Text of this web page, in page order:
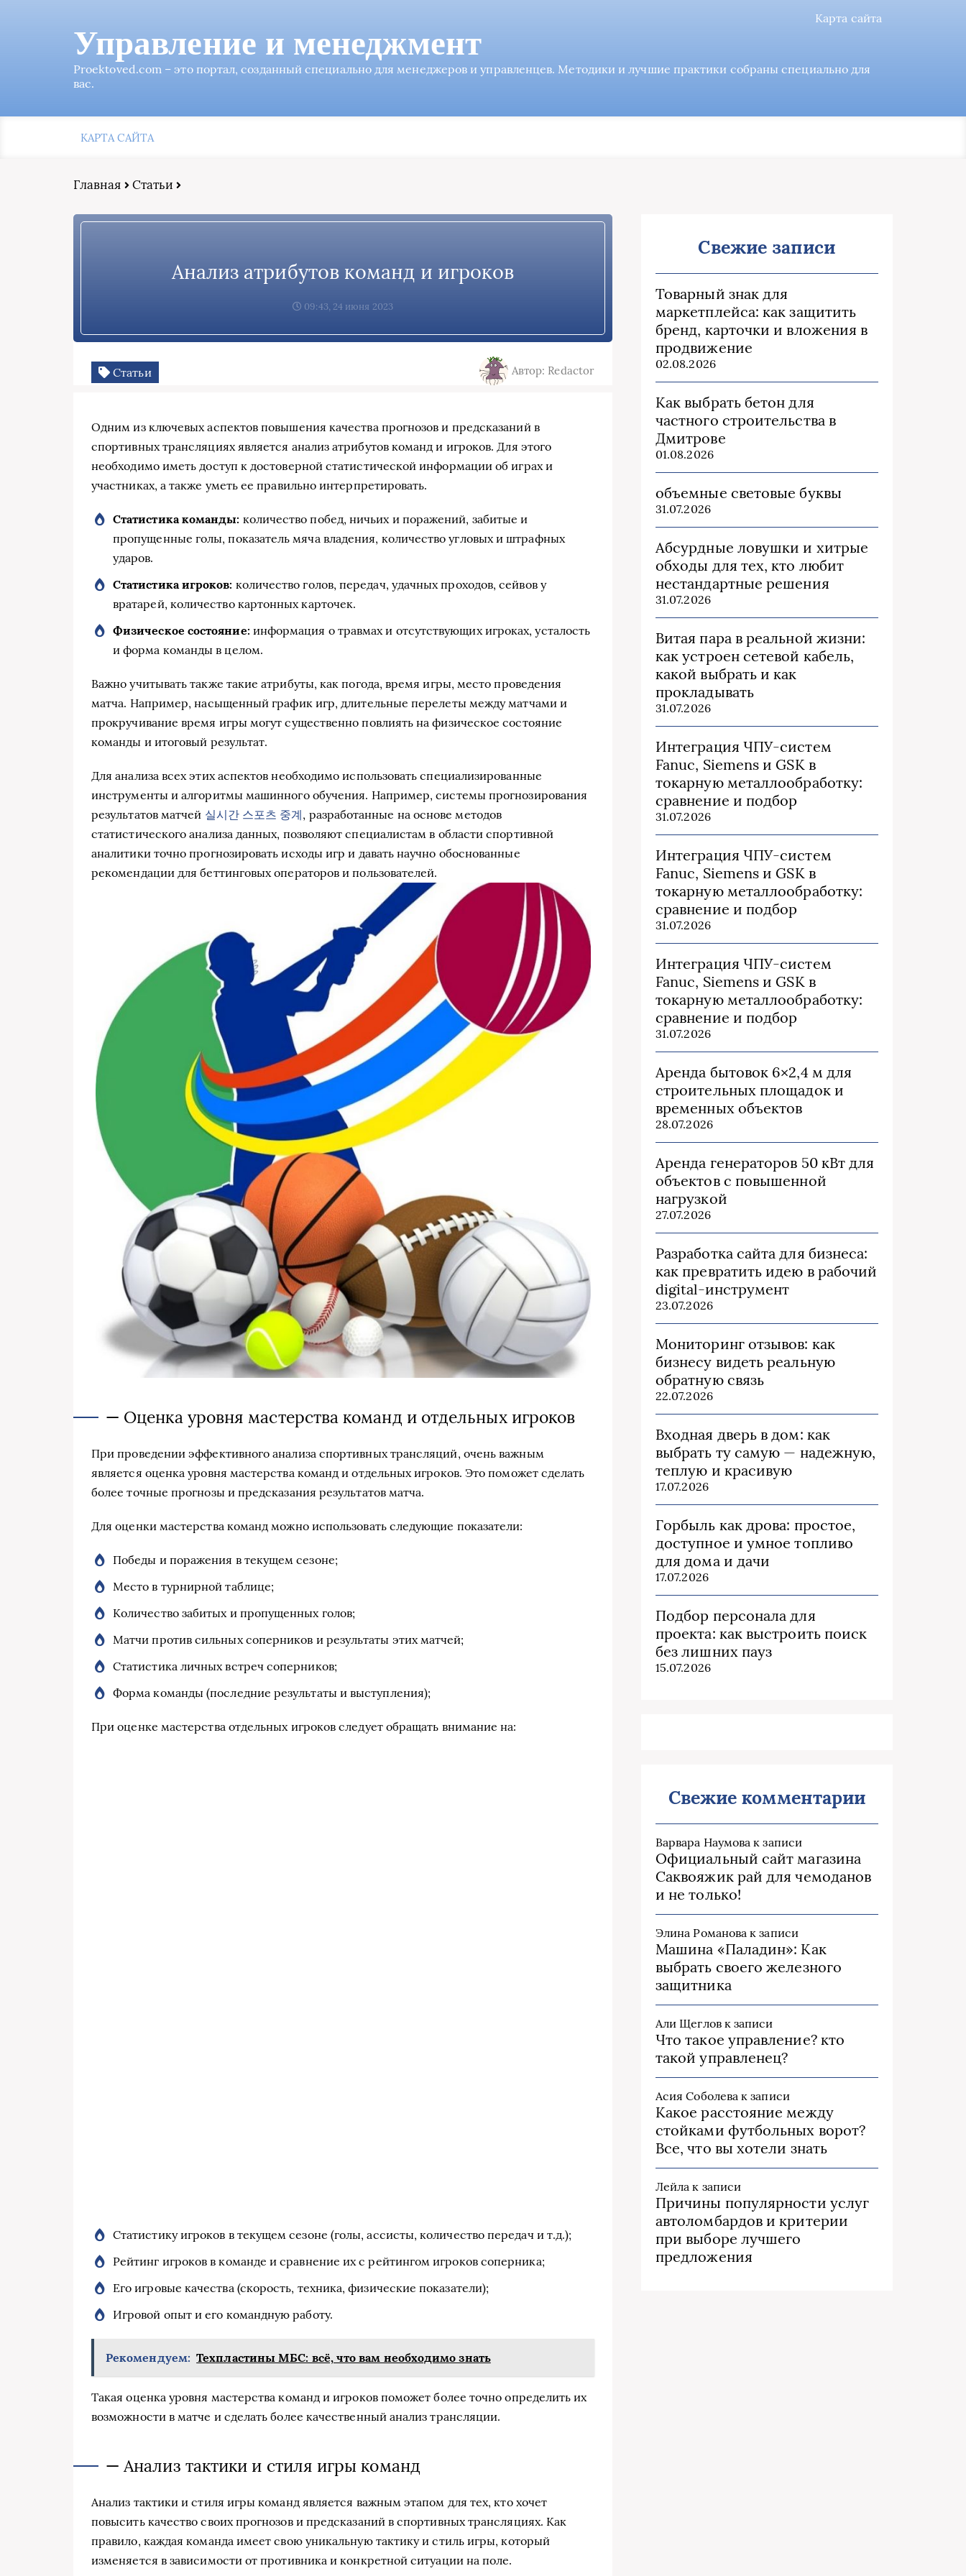
Карта сайта
Управление и менеджмент
Proektoved.com – это портал, созданный специально для менеджеров и управленцев. Методики и лучшие практики собраны специально для
вас.
КАРТА САЙТА
Главная Статьи
Анализ атрибутов команд и игроков
09:43, 24 июня 2023
Статьи Автор: Redactor
Одним из ключевых аспектов повышения качества прогнозов и предсказаний в
спортивных трансляциях является анализ атрибутов команд и игроков. Для этого
необходимо иметь доступ к достоверной статистической информации об играх и
участниках, а также уметь ее правильно интерпретировать.
Статистика команды: количество побед, ничьих и поражений, забитые и
пропущенные голы, показатель мяча владения, количество угловых и штрафных
ударов.
Статистика игроков: количество голов, передач, удачных проходов, сейвов у
вратарей, количество картонных карточек.
Физическое состояние: информация о травмах и отсутствующих игроках, усталость
и форма команды в целом.
Важно учитывать также такие атрибуты, как погода, время игры, место проведения
матча. Например, насыщенный график игр, длительные перелеты между матчами и
прокручивание время игры могут существенно повлиять на физическое состояние
команды и итоговый результат.
Для анализа всех этих аспектов необходимо использовать специализированные
инструменты и алгоритмы машинного обучения. Например, системы прогнозирования
результатов матчей 실시간 스포츠 중계, разработанные на основе методов
статистического анализа данных, позволяют специалистам в области спортивной
аналитики точно прогнозировать исходы игр и давать научно обоснованные
рекомендации для беттинговых операторов и пользователей.
— Оценка уровня мастерства команд и отдельных игроков
При проведении эффективного анализа спортивных трансляций, очень важным
является оценка уровня мастерства команд и отдельных игроков. Это поможет сделать
более точные прогнозы и предсказания результатов матча.
Для оценки мастерства команд можно использовать следующие показатели:
Победы и поражения в текущем сезоне;
Место в турнирной таблице;
Количество забитых и пропущенных голов;
Матчи против сильных соперников и результаты этих матчей;
Статистика личных встреч соперников;
Форма команды (последние результаты и выступления);
При оценке мастерства отдельных игроков следует обращать внимание на:
Статистику игроков в текущем сезоне (голы, ассисты, количество передач и т.д.);
Рейтинг игроков в команде и сравнение их с рейтингом игроков соперника;
Его игровые качества (скорость, техника, физические показатели);
Игровой опыт и его командную работу.
Рекомендуем: Техпластины МБС: всё, что вам необходимо знать
Такая оценка уровня мастерства команд и игроков поможет более точно определить их
возможности в матче и сделать более качественный анализ трансляции.
— Анализ тактики и стиля игры команд
Анализ тактики и стиля игры команд является важным этапом для тех, кто хочет
повысить качество своих прогнозов и предсказаний в спортивных трансляциях. Как
правило, каждая команда имеет свою уникальную тактику и стиль игры, который
изменяется в зависимости от противника и конкретной ситуации на поле.
Свежие записи
Товарный знак для
маркетплейса: как защитить
бренд, карточки и вложения в
продвижение
02.08.2026
Как выбрать бетон для
частного строительства в
Дмитрове
01.08.2026
объемные световые буквы
31.07.2026
Абсурдные ловушки и хитрые
обходы для тех, кто любит
нестандартные решения
31.07.2026
Витая пара в реальной жизни:
как устроен сетевой кабель,
какой выбрать и как
прокладывать
31.07.2026
Интеграция ЧПУ-систем
Fanuc, Siemens и GSK в
токарную металлообработку:
сравнение и подбор
31.07.2026
Интеграция ЧПУ-систем
Fanuc, Siemens и GSK в
токарную металлообработку:
сравнение и подбор
31.07.2026
Интеграция ЧПУ-систем
Fanuc, Siemens и GSK в
токарную металлообработку:
сравнение и подбор
31.07.2026
Аренда бытовок 6×2,4 м для
строительных площадок и
временных объектов
28.07.2026
Аренда генераторов 50 кВт для
объектов с повышенной
нагрузкой
27.07.2026
Разработка сайта для бизнеса:
как превратить идею в рабочий
digital-инструмент
23.07.2026
Мониторинг отзывов: как
бизнесу видеть реальную
обратную связь
22.07.2026
Входная дверь в дом: как
выбрать ту самую — надежную,
теплую и красивую
17.07.2026
Горбыль как дрова: простое,
доступное и умное топливо
для дома и дачи
17.07.2026
Подбор персонала для
проекта: как выстроить поиск
без лишних пауз
15.07.2026
Свежие комментарии
Варвара Наумова к записи
Официальный сайт магазина
Саквояжик рай для чемоданов
и не только!
Элина Романова к записи
Машина «Паладин»: Как
выбрать своего железного
защитника
Али Щегловк записи
Что такое управление? кто
такой управленец?
Асия Соболева к записи
Какое расстояние между
стойками футбольных ворот?
Все, что вы хотели знать
Лейла к записи
Причины популярности услуг
автоломбардов и критерии
при выборе лучшего
предложения